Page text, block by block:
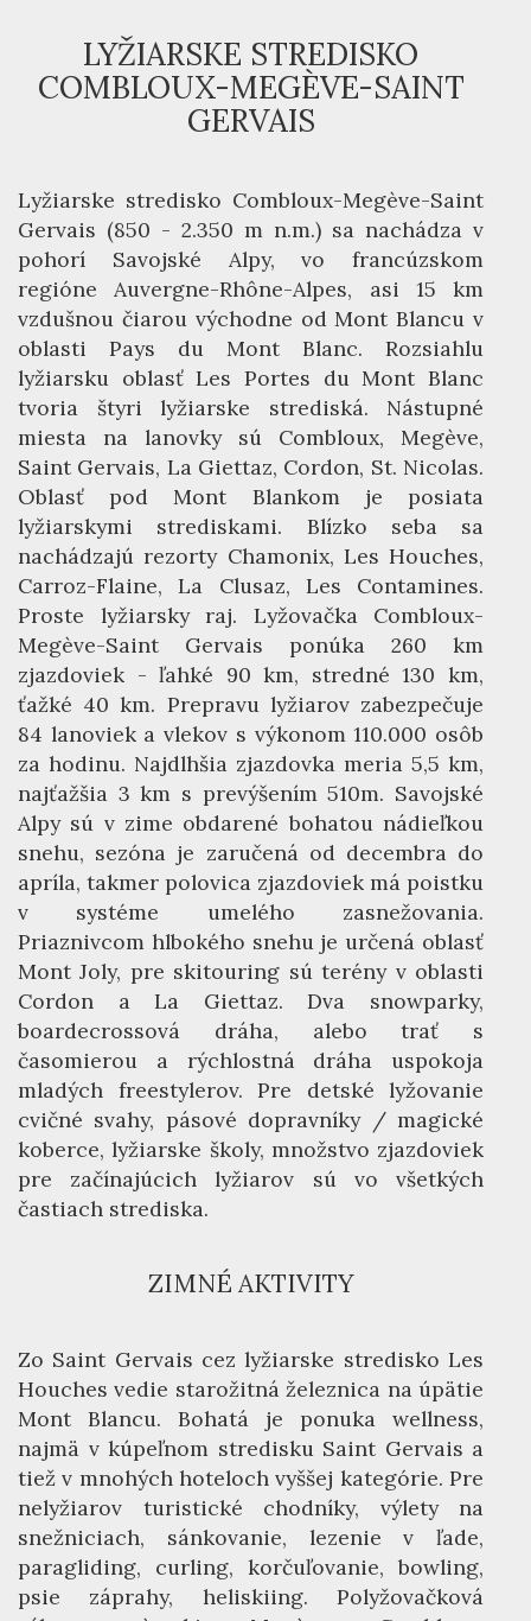
LYŽIARSKE STREDISKO
COMBLOUX-MEGÈVE-SAINT
GERVAIS
Lyžiarske stredisko Combloux-Megève-Saint
Gervais (850 - 2.350 m n.m.) sa nachádza v
pohorí Savojské Alpy, vo francúzskom
regióne Auvergne-Rhône-Alpes, asi 15 km
vzdušnou čiarou východne od Mont Blancu v
oblasti Pays du Mont Blanc. Rozsiahlu
lyžiarsku oblasť Les Portes du Mont Blanc
tvoria štyri lyžiarske strediská. Nástupné
miesta na lanovky sú Combloux, Megève,
Saint Gervais, La Giettaz, Cordon, St. Nicolas.
Oblasť pod Mont Blankom je posiata
lyžiarskymi strediskami. Blízko seba sa
nachádzajú rezorty Chamonix, Les Houches,
Carroz-Flaine, La Clusaz, Les Contamines.
Proste lyžiarsky raj. Lyžovačka Combloux-
Megève-Saint Gervais ponúka 260 km
zjazdoviek - ľahké 90 km, stredné 130 km,
ťažké 40 km. Prepravu lyžiarov zabezpečuje
84 lanoviek a vlekov s výkonom 110.000 osôb
za hodinu. Najdlhšia zjazdovka meria 5,5 km,
najťažšia 3 km s prevýšením 510m. Savojské
Alpy sú v zime obdarené bohatou nádieľkou
snehu, sezóna je zaručená od decembra do
apríla, takmer polovica zjazdoviek má poistku
v systéme umelého zasnežovania.
Priaznivcom hlbokého snehu je určená oblasť
Mont Joly, pre skitouring sú terény v oblasti
Cordon a La Giettaz. Dva snowparky,
boardecrossová dráha, alebo trať s
časomierou a rýchlostná dráha uspokoja
mladých freestylerov. Pre detské lyžovanie
cvičné svahy, pásové dopravníky / magické
koberce, lyžiarske školy, množstvo zjazdoviek
pre začínajúcich lyžiarov sú vo všetkých
častiach strediska.
ZIMNÉ AKTIVITY
Zo Saint Gervais cez lyžiarske stredisko Les
Houches vedie starožitná železnica na úpätie
Mont Blancu. Bohatá je ponuka wellness,
najmä v kúpeľnom stredisku Saint Gervais a
tiež v mnohých hoteloch vyššej kategórie. Pre
nelyžiarov turistické chodníky, výlety na
snežniciach, sánkovanie, lezenie v ľade,
paragliding, curling, korčuľovanie, bowling,
psie záprahy, heliskiing. Polyžovačková